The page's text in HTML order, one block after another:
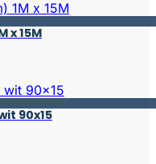
x 15M
90x15